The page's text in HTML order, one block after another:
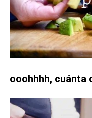
ooohhhh, cuánta